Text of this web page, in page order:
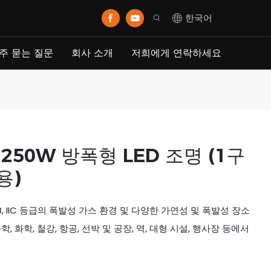
한국어
묻는 질문 회사 소개 저희에게 연락하세요
방폭형 LED 조명 (1구
)
IIC 등급의 폭발성 가스 환경 및 다양한 가연성 및 폭발성 장소
, 화학, 철강, 항공, 선박 및 공장, 역, 대형 시설, 행사장 등에서